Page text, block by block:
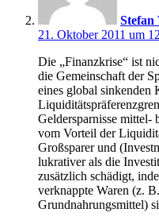
Stefan
21. Oktober 2011 um
Die „Finanzkrise“ ist
die Gemeinschaft der
eines global sinkenden
Geldersparnisse mittel-
vom Vorteil der
Großsparer und
lukrativer als die
zusätzlich schädigt,
verknappte Waren (z.
Grundnahrungsmittel)